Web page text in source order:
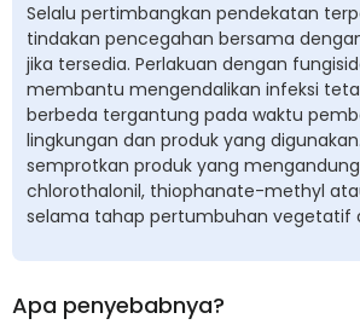
Selalu pertimbangkan pendekatan
tindakan pencegahan bersama
jika tersedia. Perlakuan dengan
membantu mengendalikan infeksi
berbeda tergantung pada waktu
lingkungan dan produk yang
semprotkan produk yang
chlorothalonil, thiophanate-methyl
selama tahap pertumbuhan vegetatif
Apa penyebabnya?